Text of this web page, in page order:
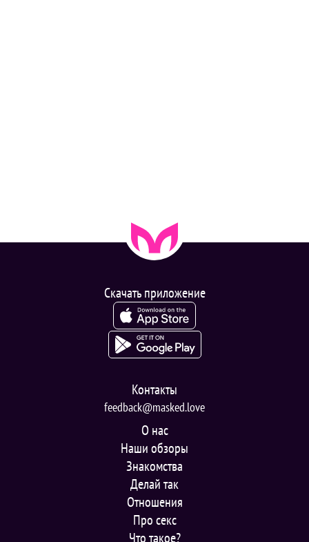
Скачать приложение
Контакты
feedback@masked.love
О нас
Наши обзоры
Знакомства
Делай так
Отношения
Про секс
Что такое?